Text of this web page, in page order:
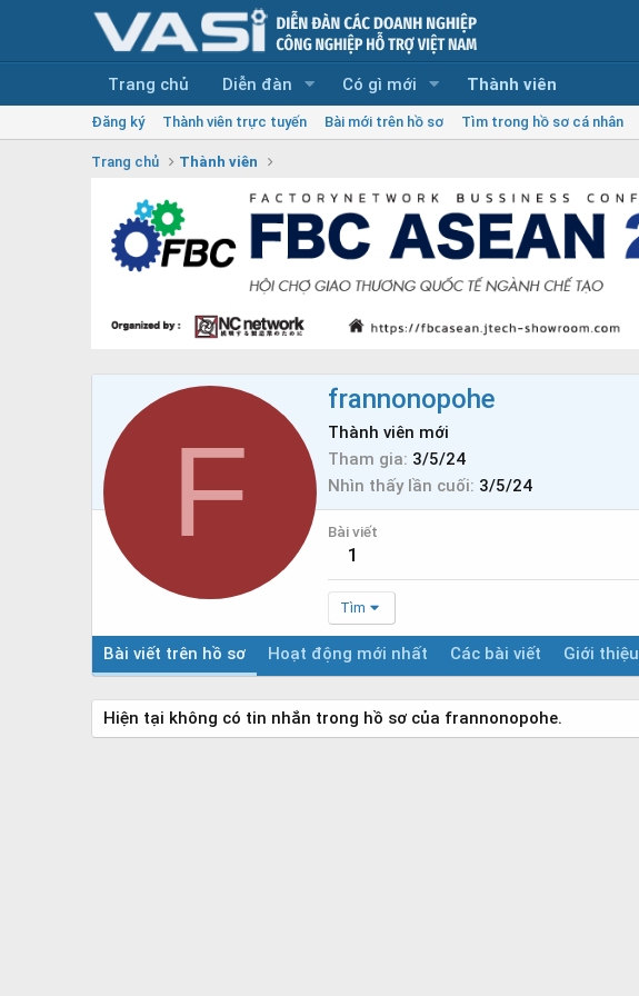
Trang chủ Diễn đàn Có gì mới Thành viên
Đăng ký Thành viên trực tuyến Bài mới trên hồ sơ Tìm trong hồ sơ cá nhân
Trang chủ Thành viên
F
frannonopohe
Thành viên mới
Tham gia 3/5/24
Nhìn thấy lần cuối 3/5/24
Bài viết
1
Tìm
Bài viết trên hồ sơ Hoạt động mới nhất Các bài viết Giới thiệu
Hiện tại không có tin nhắn trong hồ sơ của frannonopohe.